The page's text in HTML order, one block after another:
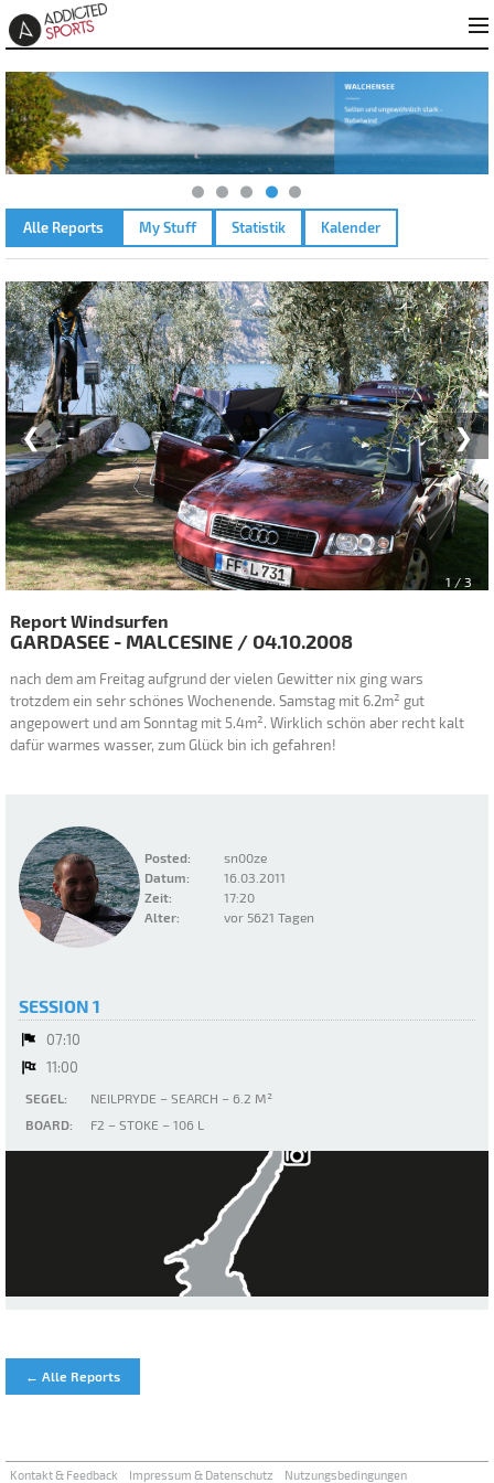
Alle Reports My Stuff Statistik Kalender
GARDASEE - MALCESINE – 04.10.2008
❯
❮
1 / 3
Posted:
sn00ze
Datum:
16.03.2011
Zeit:
17:20
Alter:
vor 5621 Tagen
Report Windsurfen
GARDASEE - MALCESINE / 04.10.2008
nach dem am Freitag aufgrund der vielen Gewitter nix ging wars
trotzdem ein sehr schönes Wochenende. Samstag mit 6.2m² gut
angepowert und am Sonntag mit 5.4m². Wirklich schön aber recht kalt
dafür warmes wasser, zum Glück bin ich gefahren!
SESSION 1
07:10
11:00
SEGEL:
NEILPRYDE – SEARCH – 6.2 M²
BOARD:
F2 – STOKE – 106 L
← Alle Reports
Kontakt & Feedback Impressum & Datenschutz Nutzungsbedingungen